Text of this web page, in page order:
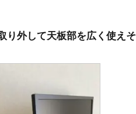
り外して天板部を広く使え